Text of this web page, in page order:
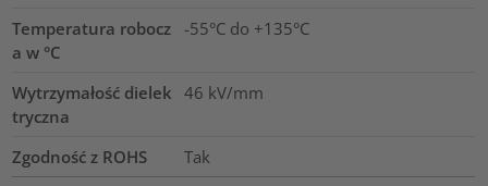
Temperatura robocz
a w °C
-55°C do +135°C
Wytrzymałość dielek
tryczna
46 kV/mm
Zgodność z ROHS Tak